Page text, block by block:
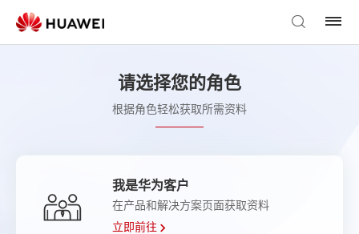
请选择您的角色
根据角色轻松获取所需资料
我是华为客户
在产品和解决方案页面获取资料
立即前往